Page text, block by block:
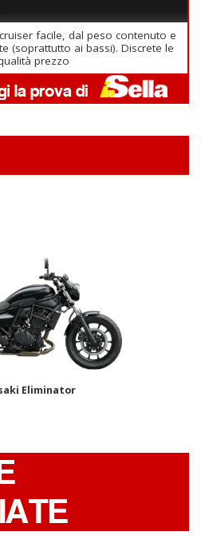
facile, dal peso contenuto e
(soprattutto ai bassi). Discrete le
prezzo
Eliminator